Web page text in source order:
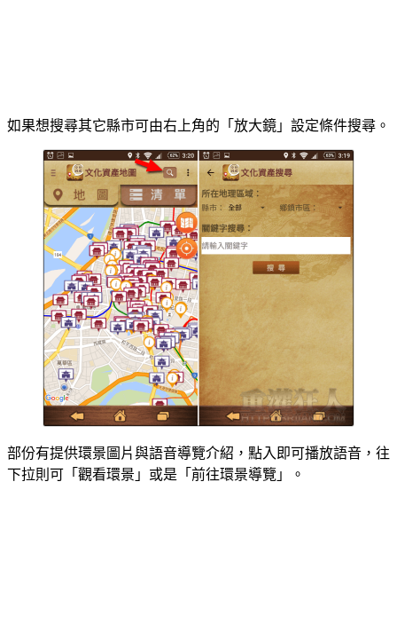
如果想搜尋其它縣市可由右上角的「放大鏡」設定條件搜尋。
部份有提供環景圖片與語音導覽介紹，點入即可播放語音，往
下拉則可「觀看環景」或是「前往環景導覽」。